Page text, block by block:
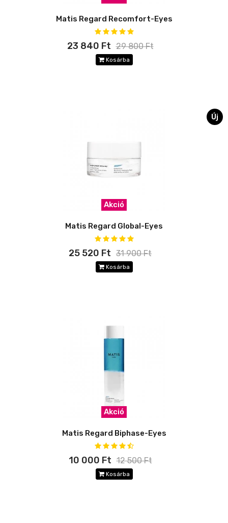
Matis Regard Recomfort-Eyes
23 840 Ft 29 800 Ft
Kosárba
Új
Akció
Matis Regard Global-Eyes
25 520 Ft 31 900 Ft
Kosárba
Akció
Matis Regard Biphase-Eyes
10 000 Ft 12 500 Ft
Kosárba